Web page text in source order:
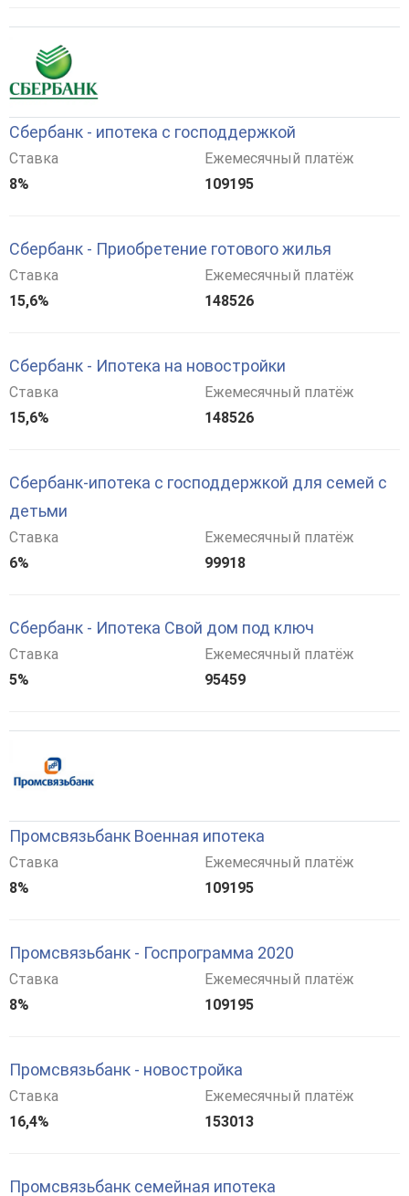
Сбербанк - ипотека с господдержкой
Ставка
8%
Ежемесячный платёж
109195
Сбербанк - Приобретение готового жилья
Ставка
15,6%
Ежемесячный платёж
148526
Сбербанк - Ипотека на новостройки
Ставка
15,6%
Ежемесячный платёж
148526
Сбербанк-ипотека с господдержкой для семей с
детьми
Ставка
6%
Ежемесячный платёж
99918
Сбербанк - Ипотека Свой дом под ключ
Ставка
5%
Ежемесячный платёж
95459
Промсвязьбанк Военная ипотека
Ставка
8%
Ежемесячный платёж
109195
Промсвязьбанк - Госпрограмма 2020
Ставка
8%
Ежемесячный платёж
109195
Промсвязьбанк - новостройка
Ставка
16,4%
Ежемесячный платёж
153013
Промсвязьбанк семейная ипотека